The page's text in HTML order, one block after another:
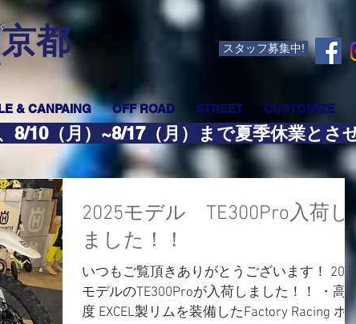
​京都 スタッフ募集中!
& CANPAING OFF ROAD STREET CUSTOMIZE
8/10（月）~8/17（月）まで夏季休業とさ
2025モデル TE300Pro入荷し
ました！！
いつもご覧頂きありがとうございます！
モデルのTE300Proが入荷しました！！ ・高
度 EXCEL製リムを装備したFactory Racing ホ